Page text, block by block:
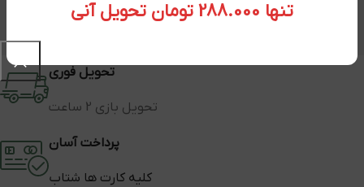
تنها 288.000 تومان تحویل آنی
تحویل فوری
تحویل بازی 2 ساعت
پرداخت آسان
کلیه کارت ها شتاب